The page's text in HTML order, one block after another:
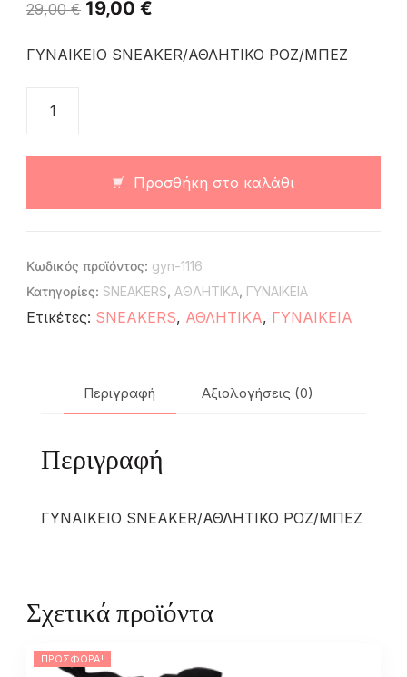
29,00€ 19,00 €
ΓΥΝΑΙΚΕΙΟ SNEAKER/ΑΘΛΗΤΙΚΟ ΡΟΖ/ΜΠΕΖ
Προσθήκη στο καλάθι
Κωδικός προϊόντος: gyn-1116
Κατηγορίες: SNEAKERS, ΑΘΛΗΤΙΚΑ, ΓΥΝΑΙΚΕΙΑ
Ετικέτες: SNEAKERS, ΑΘΛΗΤΙΚΑ, ΓΥΝΑΙΚΕΙΑ
Περιγραφή Αξιολογήσεις (0)
Περιγραφή
ΓΥΝΑΙΚΕΙΟ SNEAKER/ΑΘΛΗΤΙΚΟ ΡΟΖ/ΜΠΕΖ
Σχετικά προϊόντα
ΠΡΟΣΦΟΡΆ!